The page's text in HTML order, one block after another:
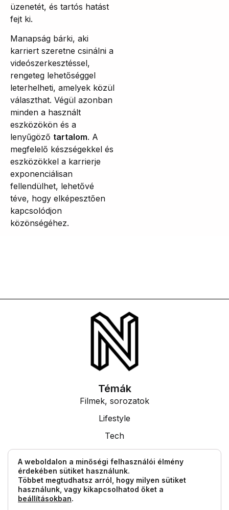
üzenetét, és tartós hatást
fejt ki.
Manapság bárki, aki
karriert szeretne csinálni a
videószerkesztéssel,
rengeteg lehetőséggel
leterhelheti, amelyek közül
választhat. Végül azonban
minden a használt
eszközökön és a
lenyűgöző tartalom. A
megfelelő készségekkel és
eszközökkel a karrierje
exponenciálisan
fellendülhet, lehetővé
téve, hogy elképesztően
kapcsolódjon
közönségéhez.
Témák
Filmek, sorozatok
Lifestyle
Tech
Egyéb információk
Impresszum
Általános Szerződési Feltételek
A weboldalon a minőségi felhasználói élmény
érdekében sütiket használunk.
Többet megtudhatsz arról, hogy milyen sütiket
használunk, vagy kikapcsolhatod őket a
beállításokban.